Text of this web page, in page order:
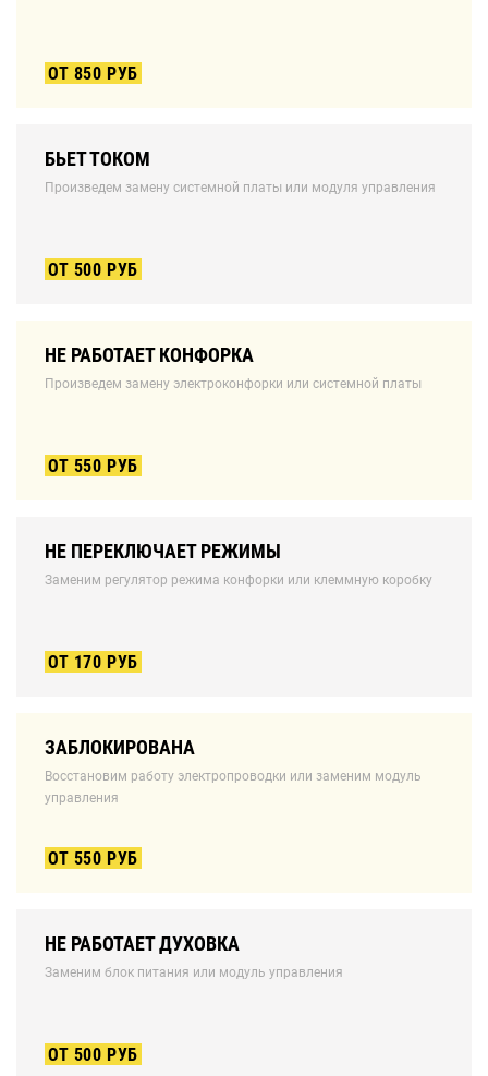
ОТ 850 РУБ
БЬЕТ ТОКОМ
Произведем замену системной платы или модуля управления
ОТ 500 РУБ
НЕ РАБОТАЕТ КОНФОРКА
Произведем замену электроконфорки или системной платы
ОТ 550 РУБ
НЕ ПЕРЕКЛЮЧАЕТ РЕЖИМЫ
Заменим регулятор режима конфорки или клеммную коробку
ОТ 170 РУБ
ЗАБЛОКИРОВАНА
Восстановим работу электропроводки или заменим модуль
управления
ОТ 550 РУБ
НЕ РАБОТАЕТ ДУХОВКА
Заменим блок питания или модуль управления
ОТ 500 РУБ